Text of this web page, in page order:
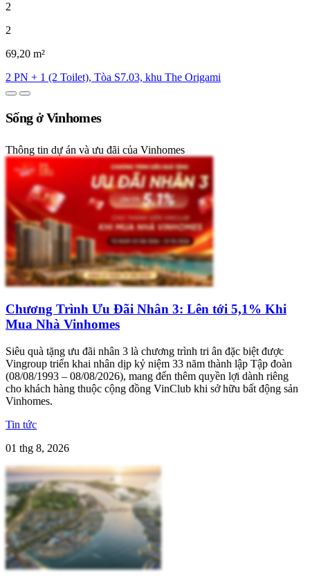
2
2
69,20 m²
2 PN + 1 (2 Toilet), Tòa S7.03, khu The Origami
Sống ở Vinhomes
Thông tin dự án và ưu đãi của Vinhomes
Chương Trình Ưu Đãi Nhân 3: Lên tới 5,1% Khi
Mua Nhà Vinhomes
Siêu quà tặng ưu đãi nhân 3 là chương trình tri ân đặc biệt được
Vingroup triển khai nhân dịp kỷ niệm 33 năm thành lập Tập đoàn
(08/08/1993 – 08/08/2026), mang đến thêm quyền lợi dành riêng
cho khách hàng thuộc cộng đồng VinClub khi sở hữu bất động sản
Vinhomes.
Tin tức
01 thg 8, 2026